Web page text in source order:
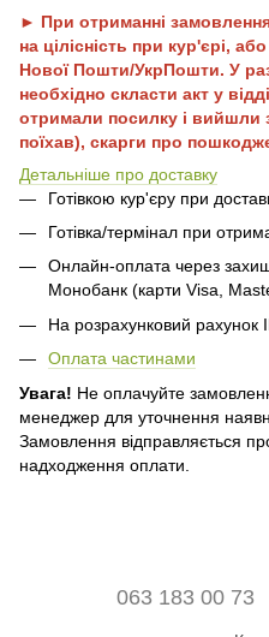
► При отриманні
на цілісність при кур'єрі,
Нової Пошти/УкрПошти. У
необхідно скласти акт у
отримали посилку і вийшли
поїхав), скарги про
Детальніше про доставку
Готівкою кур'єру при
Готівка/термінал при
Онлайн-оплата через
Монобанк (карти Visa,
На розрахунковий рахунок
Оплата частинами
Увага! Не оплачуйте
менеджер для уточнення
Замовлення відправляється
надходження оплати.
063 183 00 73